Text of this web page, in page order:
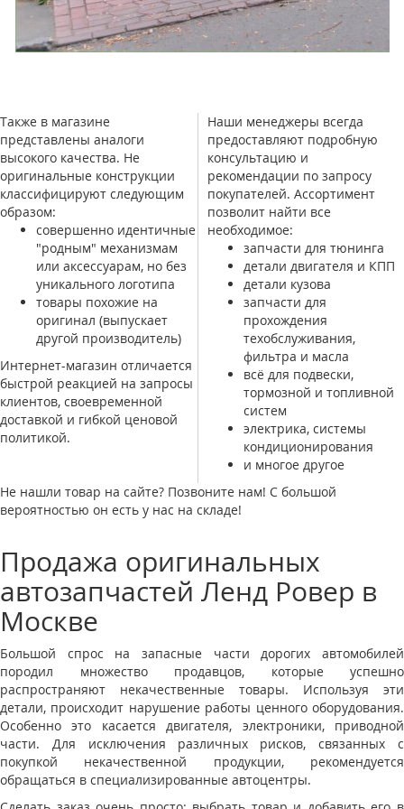
Также в магазине
представлены аналоги
высокого качества. Не
оригинальные конструкции
классифицируют следующим
образом:
совершенно идентичные
"родным" механизмам
или аксессуарам, но без
уникального логотипа
товары похожие на
оригинал (выпускает
другой производитель)
Интернет-магазин отличается
быстрой реакцией на запросы
клиентов, своевременной
доставкой и гибкой ценовой
политикой.
Наши менеджеры всегда
предоставляют подробную
консультацию и
рекомендации по запросу
покупателей. Ассортимент
позволит найти все
необходимое:
запчасти для тюнинга
детали двигателя и КПП
детали кузова
запчасти для
прохождения
техобслуживания,
фильтра и масла
всё для подвески,
тормозной и топливной
систем
электрика, системы
кондиционирования
и многое другое
Не нашли товар на сайте? Позвоните нам! С большой
вероятностью он есть у нас на складе!
Продажа оригинальных
автозапчастей Ленд Ровер в
Москве
Большой спрос на запасные части дорогих автомобилей
породил множество продавцов, которые успешно
распространяют некачественные товары. Используя эти
детали, происходит нарушение работы ценного оборудования.
Особенно это касается двигателя, электроники, приводной
части. Для исключения различных рисков, связанных с
покупкой некачественной продукции, рекомендуется
обращаться в специализированные автоцентры.